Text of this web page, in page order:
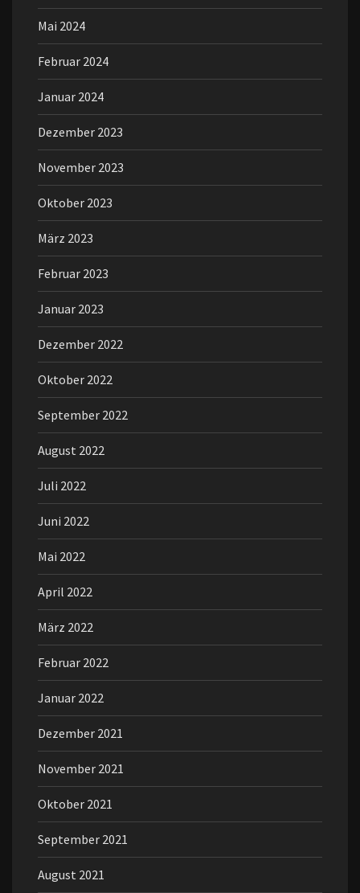
Mai 2024
Februar 2024
Januar 2024
Dezember 2023
November 2023
Oktober 2023
März 2023
Februar 2023
Januar 2023
Dezember 2022
Oktober 2022
September 2022
August 2022
Juli 2022
Juni 2022
Mai 2022
April 2022
März 2022
Februar 2022
Januar 2022
Dezember 2021
November 2021
Oktober 2021
September 2021
August 2021